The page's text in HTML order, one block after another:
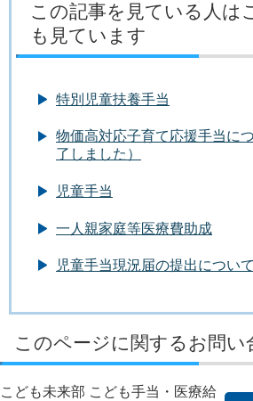
この記事を見ている人は
も見ています
特別児童扶養手当
物価高対応子育て応援手当に
了しました）
児童手当
一人親家庭等医療費助成
児童手当現況届の提出について
このページに関するお問い
こども未来部 こども手当・医療給